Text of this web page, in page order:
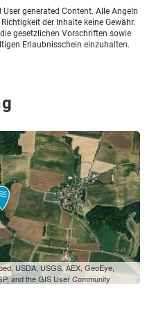
generated Content. Alle Angeln
der Inhalte keine Gewähr.
gesetzlichen Vorschriften sowie
Erlaubnisschein einzuhalten.
USDA, USGS, AEX, GeoEye,
and the GIS User Community